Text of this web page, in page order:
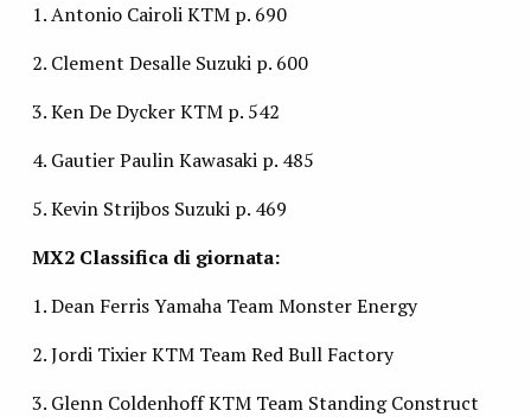
1. Antonio Cairoli KTM p. 690
2. Clement Desalle Suzuki p. 600
3. Ken De Dycker KTM p. 542
4. Gautier Paulin Kawasaki p. 485
5. Kevin Strijbos Suzuki p. 469
MX2 Classifica di giornata:
1. Dean Ferris Yamaha Team Monster Energy
2. Jordi Tixier KTM Team Red Bull Factory
3. Glenn Coldenhoff KTM Team Standing Construct